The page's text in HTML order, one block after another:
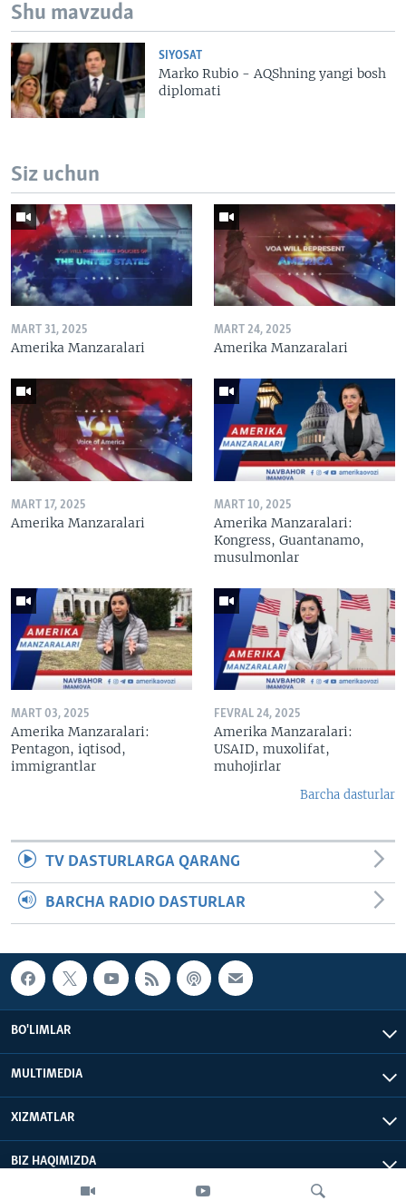
Shu mavzuda
SIYOSAT
Marko Rubio - AQShning yangi bosh
diplomati
Siz uchun
MART 31, 2025
Amerika Manzaralari
MART 24, 2025
Amerika Manzaralari
MART 17, 2025
Amerika Manzaralari
MART 10, 2025
Amerika Manzaralari:
Kongress, Guantanamo,
musulmonlar
MART 03, 2025
Amerika Manzaralari:
Pentagon, iqtisod,
immigrantlar
FEVRAL 24, 2025
Amerika Manzaralari:
USAID, muxolifat,
muhojirlar
Barcha dasturlar
TV DASTURLARGA QARANG
BARCHA RADIO DASTURLAR
BO'LIMLAR
MULTIMEDIA
XIZMATLAR
BIZ HAQIMIZDA